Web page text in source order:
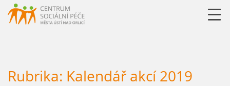
URLLL=http://csp-uo.cz/wp-content/themes/cspuo2=
Rubrika: Kalendář akcí 2019